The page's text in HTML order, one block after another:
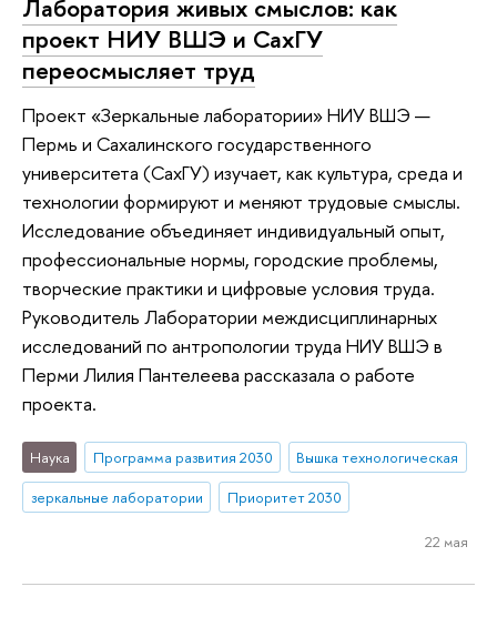
Лаборатория живых смыслов: как
проект НИУ ВШЭ и СахГУ
переосмысляет труд
Проект «Зеркальные лаборатории» НИУ ВШЭ —
Пермь и Сахалинского государственного
университета (СахГУ) изучает, как культура, среда и
технологии формируют и меняют трудовые смыслы.
Исследование объединяет индивидуальный опыт,
профессиональные нормы, городские проблемы,
творческие практики и цифровые условия труда.
Руководитель Лаборатории междисциплинарных
исследований по антропологии труда НИУ ВШЭ в
Перми Лилия Пантелеева рассказала о работе
проекта.
Наука Программа развития 2030
Вышка технологическая
зеркальные лаборатории
Приоритет 2030
22 мая